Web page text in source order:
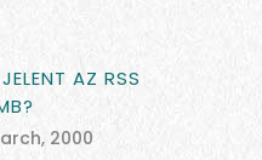
AZ RSS
2000